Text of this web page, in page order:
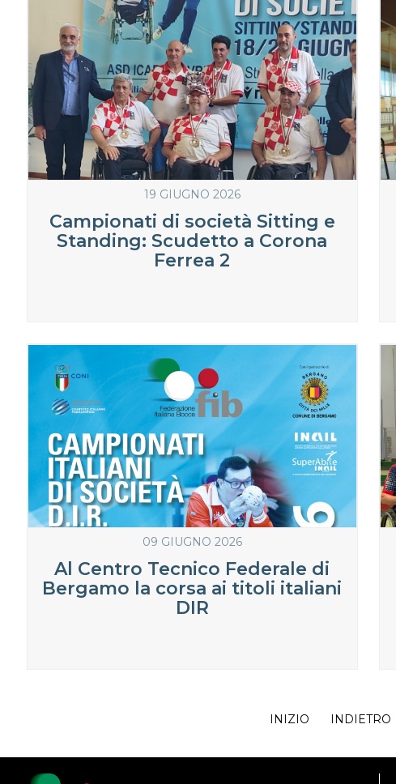
19 GIUGNO 2026
Campionati di società Sitting e
Standing: Scudetto a Corona
Ferrea 2
09 GIUGNO 2026
Al Centro Tecnico Federale di
Bergamo la corsa ai titoli italiani
DIR
INIZIO INDIETRO